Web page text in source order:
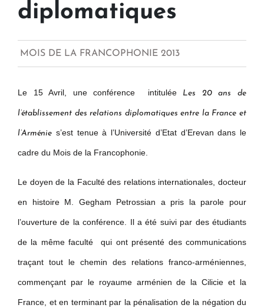
diplomatiques
MOIS DE LA FRANCOPHONIE 2013
Le 15 Avril, une conférence intitulée Les 20 ans de
l’établissement des relations diplomatiques entre la France et
l’Arménie s’est tenue à l’Université d’Etat d’Erevan dans le
cadre du Mois de la Francophonie.
Le doyen de la Faculté des relations internationales, docteur
en histoire M. Gegham Petrossian a pris la parole pour
l’ouverture de la conférence. Il a été suivi par des étudiants
de la même faculté qui ont présenté des communications
traçant tout le chemin des relations franco-arméniennes,
commençant par le royaume arménien de la Cilicie et la
France, et en terminant par la pénalisation de la négation du